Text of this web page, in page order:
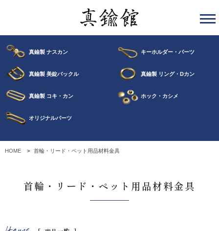
真鍮製 ナスカン キーホルダー・パーツ
真鍮製 美錠バックル 真鍮製 リング・Dカン
真鍮製 コキ・カン ホック・カシメ
オリジナルパーツ
HOME 首輪・リード・ペット用品材料金具
首輪・リード・ペット用品材料金具